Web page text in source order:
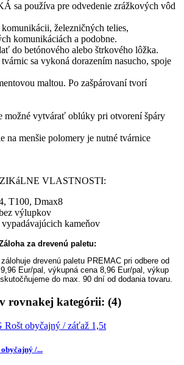
sa používa pre odvedenie zrážkových vôd
železničných telies,
komunikáciách a podobne.
do betónového alebo štrkového lôžka.
sa vykoná dorazením nasucho, spoje
maltou. Po zašpárovaní tvorí
možné vytvárať oblúky pri otvorení špáry
na menšie polomery je nutné tvárnice
VLASTNOSTI:
T100, Dmax8
výlupkov
kameňov
za drevenú paletu:
drevenú paletu PREMAC pri odbere od
Eur/pal, výkupná cena 8,96 Eur/pal, výkup
do max. 90 dní od dodania tovaru.
rovnakej kategórii: (4)
/...